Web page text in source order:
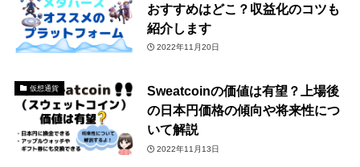
おすすめはどこ？収益化のコツも
紹介します
2022年11月20日
仮想通貨
Sweatcoinの価値は有望？上場後
の日本円価格の傾向や将来性につ
いて解説
2022年11月13日